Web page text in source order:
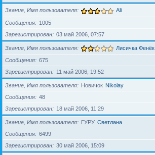
Звание, Имя пользователя Ali
Сообщения
1005
Зарегистрирован
03 май 2006, 07:57
Звание, Имя пользователя Лисичка Фенёк
Сообщения
675
Зарегистрирован
11 май 2006, 19:52
Звание, Имя пользователя Новичок Nikolay
Сообщения
48
Зарегистрирован
18 май 2006, 11:29
Звание, Имя пользователя ГУРУ Светлана
Сообщения
6499
Зарегистрирован
30 май 2006, 15:09